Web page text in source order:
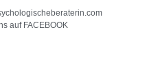
auf FACEBOOK